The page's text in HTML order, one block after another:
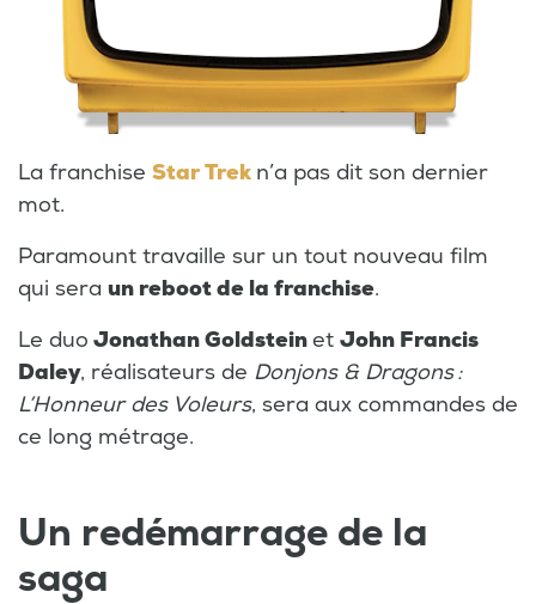
La franchise Star Trek n’a pas dit son dernier
mot.
Paramount travaille sur un tout nouveau film
qui sera un reboot de la franchise.
Le duo Jonathan Goldsteinet John Francis
Daley, réalisateurs de Donjons & Dragons :
L’Honneur des Voleurs, sera aux commandes de
ce long métrage.
Un redémarrage de la
saga